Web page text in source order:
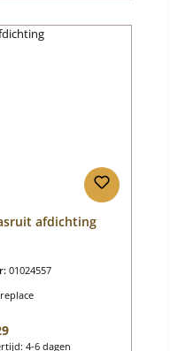
afdichting
01024557
prijs:
4-6 dagen